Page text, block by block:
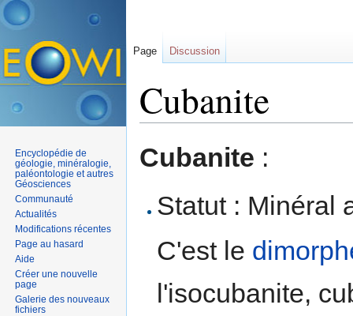
Cubanite
Cubanite :
Statut : Minéral
C'est le
l'isocubanite,
Page Discussion
Encyclopédie de
géologie, minéralogie,
paléontologie et autres
Géosciences
Communauté
Actualités
Modifications récentes
Page au hasard
Aide
Créer une nouvelle
page
Galerie des nouveaux
fichiers